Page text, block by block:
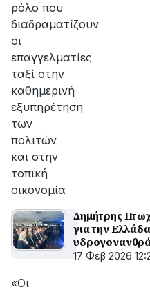
ρόλο που
διαδραματίζουν
οι
επαγγελματίες
ταξί στην
καθημερινή
εξυπηρέτηση
των
πολιτών
και στην
τοπική
οικονομία
Δημήτρης
για την
17 Φεβ 2026
«Οι